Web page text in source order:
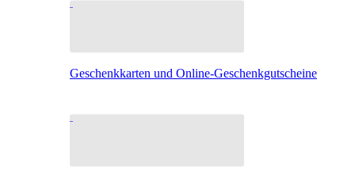
Geschenkkarten und Online-Geschenkgutscheine